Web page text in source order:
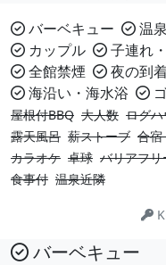
バーベキュー 温泉
カップル
子連れ
全館禁煙
夜の到
海沿い・海水浴
屋根付BBQ 大人数 ログ
露天風呂 薪ストーブ 合宿
カラオケ 卓球 バリアフリ
食事付 温泉近隣
バーベキュー